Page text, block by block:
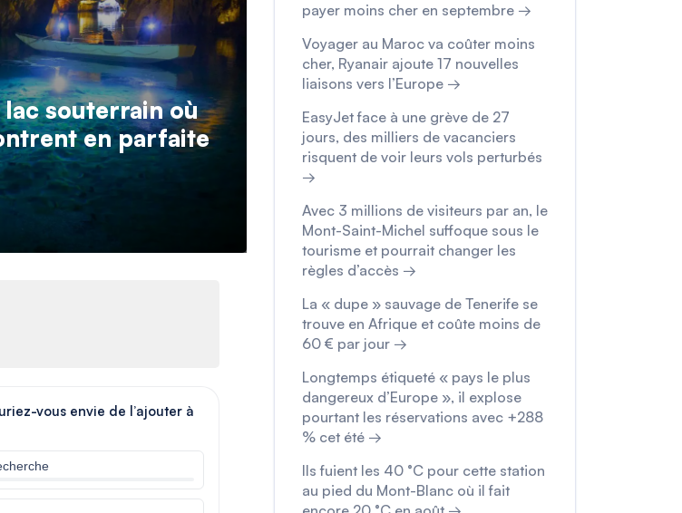
lac souterrain où
en parfaite
vous envie de l’ajouter à
payer moins cher en septembre →
Voyager au Maroc va coûter moins
cher, Ryanair ajoute 17 nouvelles
liaisons vers l’Europe →
EasyJet face à une grève de 27
jours, des milliers de vacanciers
risquent de voir leurs vols perturbés
→
Avec 3 millions de visiteurs par an, le
Mont-Saint-Michel suffoque sous le
tourisme et pourrait changer les
règles d’accès →
La « dupe » sauvage de Tenerife se
trouve en Afrique et coûte moins de
60 € par jour →
Longtemps étiqueté « pays le plus
dangereux d’Europe », il explose
pourtant les réservations avec +288
% cet été →
Ils fuient les 40 °C pour cette station
au pied du Mont-Blanc où il fait